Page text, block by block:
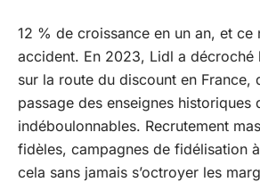
12 % de croissance en un an, et ce
accident. En 2023, Lidl a décroché
sur la route du discount en France,
passage des enseignes historiques
indéboulonnables. Recrutement
fidèles, campagnes de fidélisation
cela sans jamais s’octroyer les